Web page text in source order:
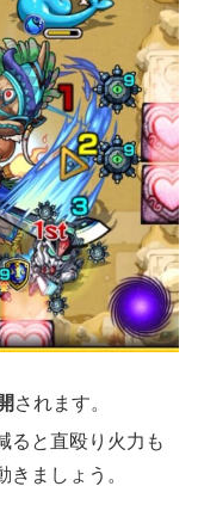
されます。
ると直殴り火力も
きましょう。